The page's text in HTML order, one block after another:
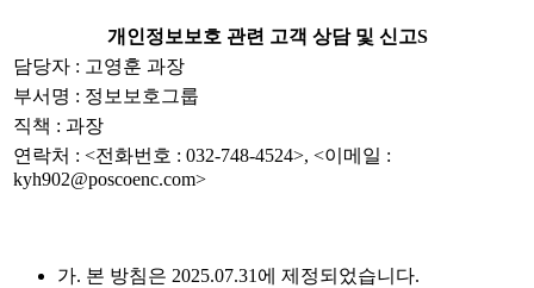
개인정보보호 관련 고객 상담 및 신고S
담당자 : 고영훈 과장
부서명 : 정보보호그룹
직책 : 과장
연락처 : <전화번호 : 032-748-4524>, <이메일 :
kyh902@poscoenc.com>
가. 본 방침은 2025.07.31에 제정되었습니다.